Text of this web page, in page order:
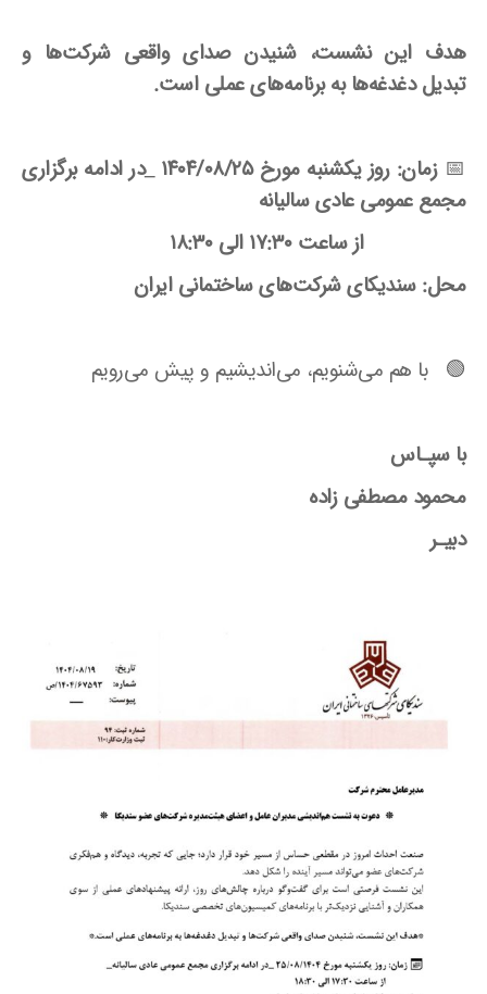
هدف این نشست، شنیدن صدای واقعی شرکت‌ها و
تبدیل دغدغه‌ها به برنامه‌های عملی است.
📅
زمان: روز یکشنبه مورخ ۱۴۰۴/۰۸/۲۵ _در ادامه برگزاری
مجمع عمومی عادی سالیانه
از ساعت ۱۷:۳۰ الی ۱۸:۳۰
محل: سندیکای شرکت‌های ساختمانی ایران
🟢 با هم می‌شنویم، می‌اندیشیم و پیش می‌رویم
با سپـاس
محمود مصطفی زاده
دبیـر